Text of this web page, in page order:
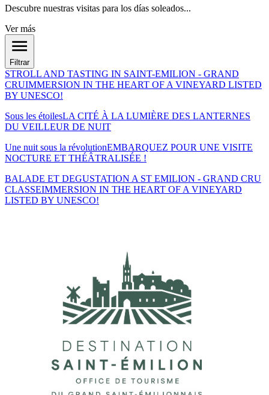
Descubre nuestras visitas para los días soleados...
Ver más
Filtrar
STROLL AND TASTING IN SAINT-EMILION - GRAND
CRUIMMERSION IN THE HEART OF A VINEYARD LISTED
BY UNESCO!
Sous les étoilesLA CITÉ À LA LUMIÈRE DES LANTERNES
DU VEILLEUR DE NUIT
Une nuit sous la révolutionEMBARQUEZ POUR UNE VISITE
NOCTURE ET THÉÂTRALISÉE !
BALADE ET DEGUSTATION A ST EMILION - GRAND CRU
CLASSEIMMERSION IN THE HEART OF A VINEYARD
LISTED BY UNESCO!